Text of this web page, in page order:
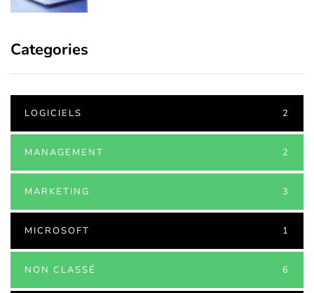
Categories
LOGICIELS 2
MANAGEMENT 2
MARKETING 3
MICROSOFT 1
NON CLASSÉ 6